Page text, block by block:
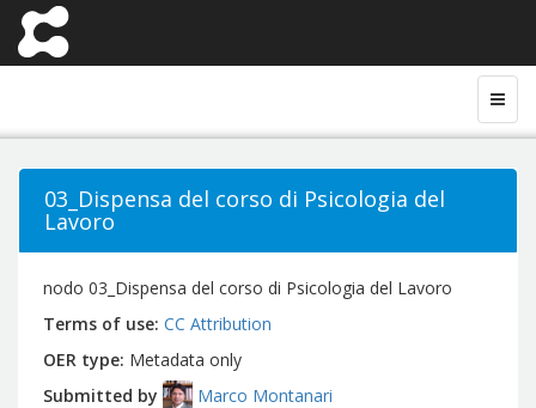
03_Dispensa del corso di Psicologia del
Lavoro
nodo 03_Dispensa del corso di Psicologia del Lavoro
Terms of use CC Attribution
OER type Metadata only
Submitted by
Marco Montanari